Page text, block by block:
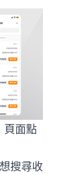
頁面點
搜尋收